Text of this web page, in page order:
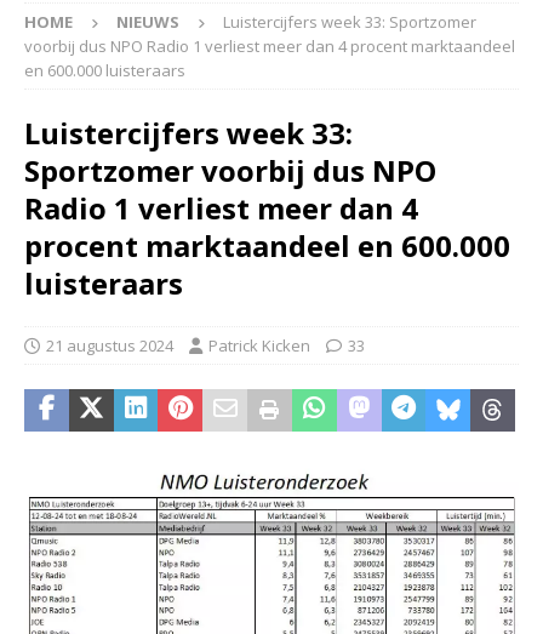
HOME NIEUWS
Luistercijfers week 33: Sportzomer
voorbij dus NPO Radio 1 verliest meer dan 4 procent marktaandeel
en 600.000 luisteraars
Luistercijfers week 33:
Sportzomer voorbij dus NPO
Radio 1 verliest meer dan 4
procent marktaandeel en 600.000
luisteraars
21 augustus 2024 Patrick Kicken 33